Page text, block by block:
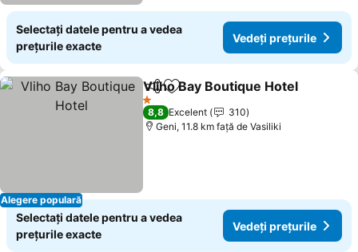
Selectați datele pentru a vedea
prețurile exacte
Vedeți prețurile
Alegere populară
DistribuițiAdăugaţi la favorite
Vliho Bay Boutique Hotel
1 Stele
8,8 Excelent
310
Geni, 11.8 km faţă de Vasiliki
Selectați datele pentru a vedea
prețurile exacte
Vedeți prețurile